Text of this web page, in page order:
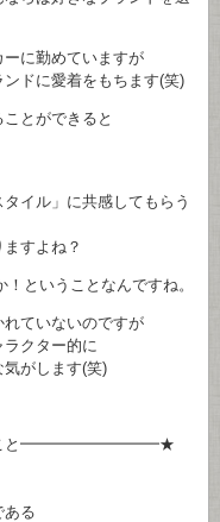
に勤めていますが
ドに愛着をもちます(笑)
とができると
イル」に共感してもらう
すよね？
ということなんですね。
ていないのですが
クター的に
がします(笑)
たこと━━━━━━━━━★
る